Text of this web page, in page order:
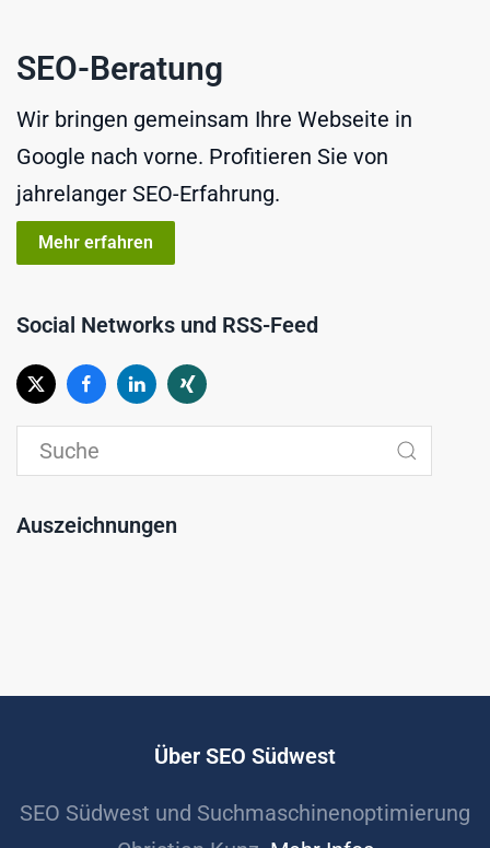
SEO-Beratung
Wir bringen gemeinsam Ihre Webseite in
Google nach vorne. Profitieren Sie von
jahrelanger SEO-Erfahrung.
Mehr erfahren
Social Networks und RSS-Feed
Auszeichnungen
Über SEO Südwest
SEO Südwest und Suchmaschinenoptimierung